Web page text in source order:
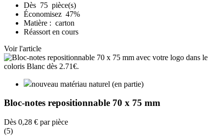
Dès 75 pièce(s)
Économisez 47%
Matière : carton
Réassort en cours
Voir l'article
nouveau matériau naturel (en partie)
Bloc-notes repositionnable 70 x 75 mm
Dès 0,28 € par pièce
(5)